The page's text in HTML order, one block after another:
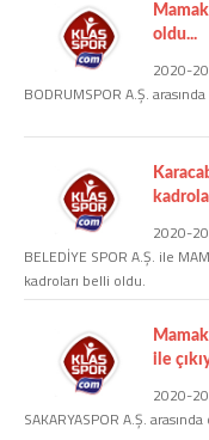
Künye
İletişim
Web Sürüme Geç
COPYLEFT 2014. AGB Bilişim
oldu...
2020-
BODRUMSPOR A.Ş.
2020-
BELEDİYE SPOR A.Ş. ile
kadroları belli oldu.
ile
2020-
SAKARYASPOR A.Ş.